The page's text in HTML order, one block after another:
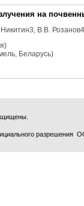
на
3, В.В. Розанов4
Беларусь)
разрешения